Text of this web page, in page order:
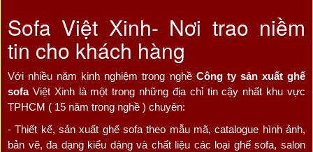
Sofa Việt Xinh- Nơi trao niềm
tin cho khách hàng
Với nhiều năm kinh nghiệm trong nghề Công ty sản xuất ghế
sofaViệt Xinh là một trong những địa chỉ tin cậy nhất khu vực
TPHCM ( 15 năm trong nghề ) chuyên:
- Thiết kế, sản xuất ghế sofa theo mẫu mã, catalogue hình ảnh,
bản vẽ, đa dạng kiểu dáng và chất liệu các loại ghế sofa, salon